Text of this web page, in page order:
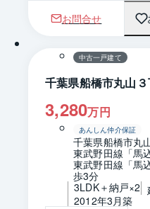
お問合せ
中古一戸建て
千葉県船橋市丸山３
3,280万円
あんしん仲介保証
千葉県船橋市丸
東武野田線「馬
東武野田線「馬
歩3分
3LDK＋納戸×2
2012年3月築